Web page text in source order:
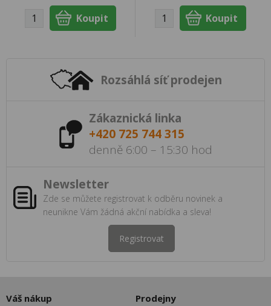
Rozsáhlá síť prodejen
Zákaznická linka
+420 725 744 315
denně 6:00 – 15:30 hod
Newsletter
Zde se můžete registrovat k odběru novinek a
neunikne Vám žádná akční nabídka a sleva!
Registrovat
Váš nákup Prodejny